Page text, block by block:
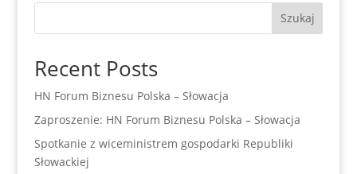
Szukaj
Recent Posts
HN Forum Biznesu Polska – Słowacja
Zaproszenie: HN Forum Biznesu Polska – Słowacja
Spotkanie z wiceministrem gospodarki Republiki
Słowackiej